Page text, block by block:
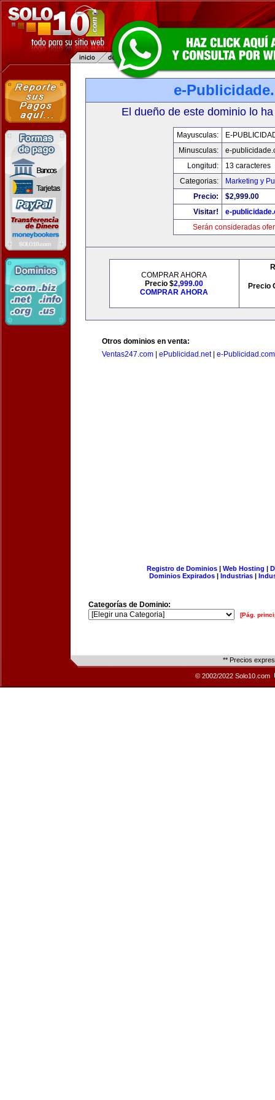
e-
El dueño de este dominio lo
Mayusculas:
E-
Minusculas:
e-
Longitud:
13 caracteres
Categorias:
Marketing y
Precio:
$2,999.00
Visitar!
e-
Serán consideradas
COMPRAR AHORA
Precio $2,999.00
COMPRAR AHORA
Precio
Otros dominios en venta:
Ventas247.com
ePublicidad.net| e-Publicidad.com
Registro de Dominios| Web Hosting |
Dominios Expirados | Industrias |
Categorías de Dominio:
[Pág.
** Precios
© 2002/2022 Solo10.com